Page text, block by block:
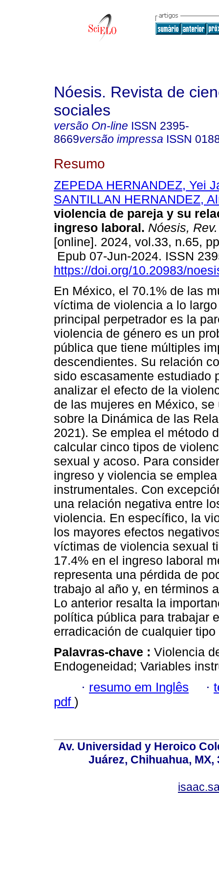
Nóesis. Revista de
sociales
versão On-line ISSN 2395-
8669versão impressa ISSN
Resumo
ZEPEDA HERNANDEZ, Yei
SANTILLAN HERNANDEZ,
violencia de pareja y su
ingreso laboral. Nóesis,
[online]. 2024, vol.33, n.65,
Epub 07-Jun-2024. ISSN
https://doi.org/10.20983/
En México, el 70.1% de las
víctima de violencia a lo
principal perpetrador es la
violencia de género es un
pública que tiene múltiples
descendientes. Su relación
sido escasamente estudiado
analizar el efecto de la
de las mujeres en México,
sobre la Dinámica de las
2021). Se emplea el método
calcular cinco tipos de
sexual y acoso. Para
ingreso y violencia se
instrumentales. Con
una relación negativa entre
violencia. En específico, la
los mayores efectos
víctimas de violencia sexual
17.4% en el ingreso laboral
representa una pérdida de
trabajo al año y, en términos
Lo anterior resalta la
política pública para trabajar
erradicación de cualquier
Palavras-chave : Violencia
Endogeneidad; Variables
· resumo em Inglês ·
pdf )
Av. Universidad y Heroico
Juárez, Chihuahua, MX,